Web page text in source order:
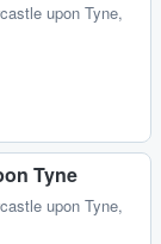
upon Tyne,
Tyne
upon Tyne,